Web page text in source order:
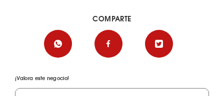
¡Valora este negocio!
COMPARTE